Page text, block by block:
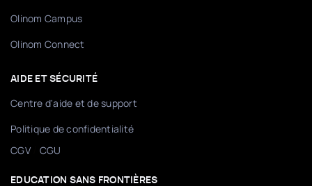
Olinom Campus
Olinom Connect
AIDE ET SÉCURITÉ
Centre d'aide et de support
Politique de confidentialité
CGV/ CGU
EDUCATION SANS FRONTIÈRES